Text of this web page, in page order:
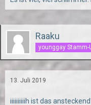
Raaku
younggay Stamm-
13. Juli 2019
iiiiiiiiiih ist das